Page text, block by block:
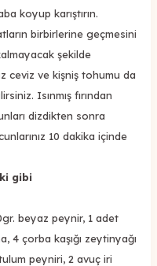
koyup karıştırın.
birbirlerine geçmesini
şekilde
ceviz ve kişniş tohumu da
Isınmış fırından
dizdikten sonra
10 dakika içinde
gibi
beyaz peynir, 1 adet
4 çorba kaşığı zeytinyağı
peyniri, 2 avuç iri